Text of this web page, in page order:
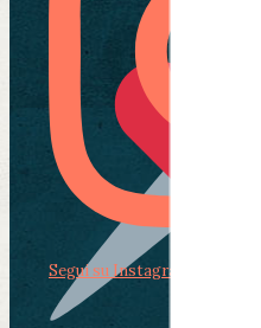
Segui su Instagram